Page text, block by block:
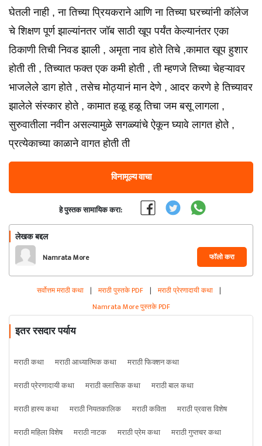
घेतली नाही , ना तिच्या प्रियकराने आणि ना तिच्या घरच्यांनी कॉलेज
चे शिक्षण पूर्ण झाल्यांनतर जॉब साठी खूप पर्यंत केल्यानंतर एका
ठिकाणी तिची निवड झाली , अमृता नाव होते तिचे ,कामात खूप हुशार
होती ती , तिच्यात फक्त एक कमी होती , ती म्हणजे तिच्या चेहऱ्यावर
भाजलेले डाग होते , तसेच मोठ्यानं मान देणे , आदर करणे हे तिच्यावर
झालेले संस्कार होते , कामात हळू हळू तिचा जम बसू लागला ,
सुरुवातीला नवीन असल्यामुळे सगळ्यांचे ऐकून घ्यावे लागत होते ,
प्रत्येकाच्या काळाने वागत होती ती
विनामूल्य वाचा
हे पुस्तक सामायिक करा:
लेखक बद्दल
Namrata More फॉलो करा
सर्वोत्तम मराठी कथा | मराठी पुस्तके PDF | मराठी प्रेरणादायी कथा |
Namrata More पुस्तके PDF
इतर रसदार पर्याय
मराठी कथा मराठी आध्यात्मिक कथा
मराठी फिक्शन कथा
मराठी प्रेरणादायी कथा
मराठी क्लासिक कथा
मराठी बाल कथा
मराठी हास्य कथा
मराठी नियतकालिक मराठी कविता
मराठी प्रवास विशेष
मराठी महिला विशेष
मराठी नाटक मराठी प्रेम कथा मराठी गुप्तचर कथा